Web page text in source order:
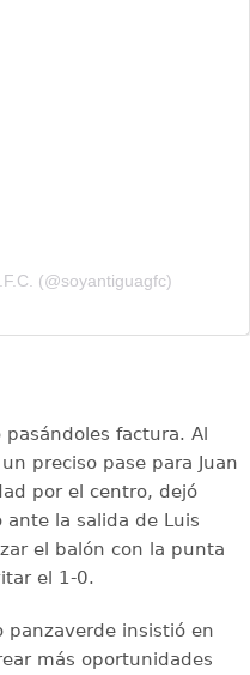
(@soyantiguagfc)
factura. Al
preciso pase para Juan
por el centro, dejó
ante la salida de Luis
el balón con la punta
el 1-0.
panzaverde insistió en
más oportunidades